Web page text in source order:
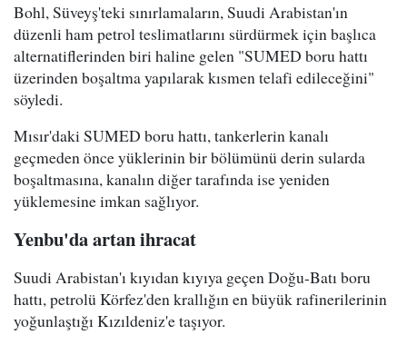
Bohl, Süveyş'teki sınırlamaların, Suudi Arabistan'ın
düzenli ham petrol teslimatlarını sürdürmek için başlıca
alternatiflerinden biri haline gelen "SUMED boru hattı
üzerinden boşaltma yapılarak kısmen telafi edileceğini"
söyledi.
Mısır'daki SUMED boru hattı, tankerlerin kanalı
geçmeden önce yüklerinin bir bölümünü derin sularda
boşaltmasına, kanalın diğer tarafında ise yeniden
yüklemesine imkan sağlıyor.
Yenbu'da artan ihracat
Suudi Arabistan'ı kıyıdan kıyıya geçen Doğu-Batı boru
hattı, petrolü Körfez'den krallığın en büyük rafinerilerinin
yoğunlaştığı Kızıldeniz'e taşıyor.